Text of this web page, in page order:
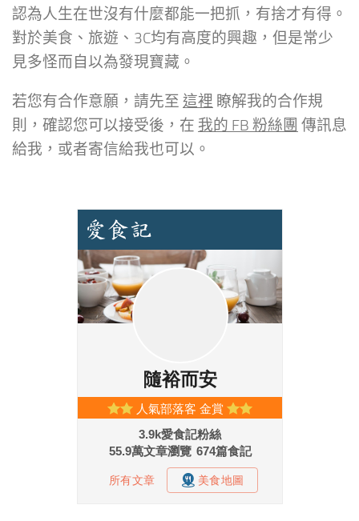
認為人生在世沒有什麼都能一把抓，有捨才有得。
對於美食、旅遊、3C均有高度的興趣，但是常少
見多怪而自以為發現寶藏。
若您有合作意願，請先至 這裡 瞭解我的合作規
則，確認您可以接受後，在 我的 FB 粉絲團 傳訊息
給我，或者寄信給我也可以。